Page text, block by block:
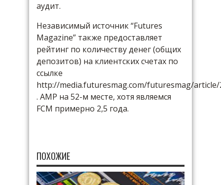
аудит.
Независимый источник “Futures
Magazine” также предоставляет
рейтинг по количеству денег (общих
депозитов) на клиентских счетах по
ссылке
http://media.futuresmag.com/futuresmag/
. АМР на 52-м месте, хотя являемся
FCM примерно 2,5 года.
ПОХОЖИЕ